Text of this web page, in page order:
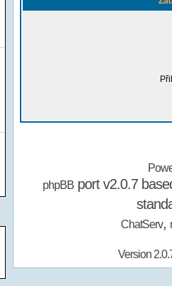
phpBBport v2.0.7
ChatServ,
Version